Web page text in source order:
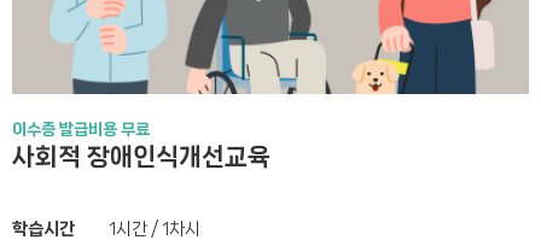
이수증 발급비용 무료
사회적 장애인식개선교육
학습시간 1시간 / 1차시